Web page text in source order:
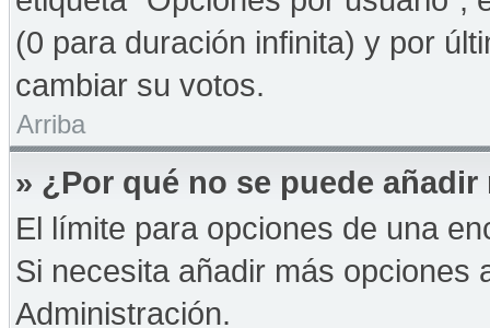
(0 para duración infinita) y por
cambiar su votos.
Arriba
» ¿Por qué no se puede
El límite para opciones de una
Si necesita añadir más opciones
Administración.